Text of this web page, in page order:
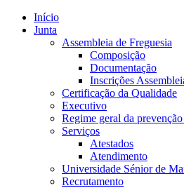
Início
Junta
Assembleia de Freguesia
Composição
Documentação
Inscrições
Certificação da Qualidade
Executivo
Regime geral da
Serviços
Atestados
Atendimento
Universidade Sénior de
Recrutamento